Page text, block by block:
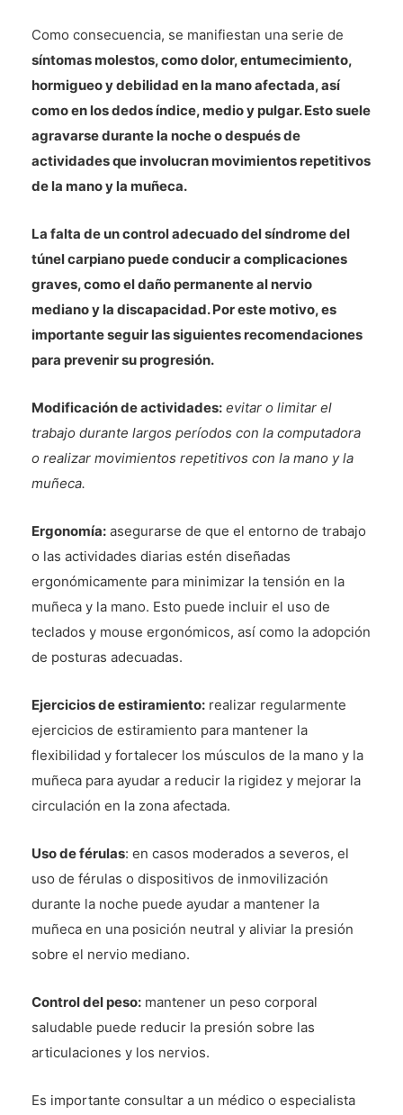
Como consecuencia, se manifiestan una serie de
síntomas molestos, como dolor, entumecimiento,
hormigueo y debilidad en la mano afectada, así
como en los dedos índice, medio y pulgar. Esto suele
agravarse durante la noche o después de
actividades que involucran movimientos repetitivos
de la mano y la muñeca.
La falta de un control adecuado del síndrome del
túnel carpiano puede conducir a complicaciones
graves, como el daño permanente al nervio
mediano y la discapacidad. Por este motivo, es
importante seguir las siguientes recomendaciones
para prevenir su progresión.
Modificación de actividades: evitar o limitar el
trabajo durante largos períodos con la computadora
o realizar movimientos repetitivos con la mano y la
muñeca.
Ergonomía: asegurarse de que el entorno de trabajo
o las actividades diarias estén diseñadas
ergonómicamente para minimizar la tensión en la
muñeca y la mano. Esto puede incluir el uso de
teclados y mouse ergonómicos, así como la adopción
de posturas adecuadas.
Ejercicios de estiramiento: realizar regularmente
ejercicios de estiramiento para mantener la
flexibilidad y fortalecer los músculos de la mano y la
muñeca para ayudar a reducir la rigidez y mejorar la
circulación en la zona afectada.
Uso de férulas: en casos moderados a severos, el
uso de férulas o dispositivos de inmovilización
durante la noche puede ayudar a mantener la
muñeca en una posición neutral y aliviar la presión
sobre el nervio mediano.
Control del peso: mantener un peso corporal
saludable puede reducir la presión sobre las
articulaciones y los nervios.
Es importante consultar a un médico o especialista